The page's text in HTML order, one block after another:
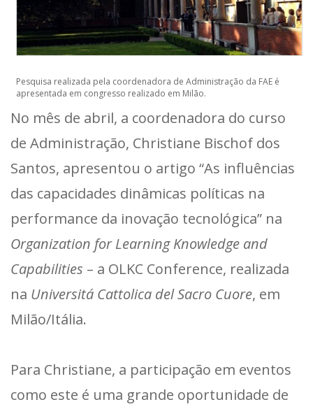
Pesquisa realizada pela coordenadora de Administração da FAE é
apresentada em congresso realizado em Milão.
No mês de abril, a coordenadora do curso
de Administração, Christiane Bischof dos
Santos, apresentou o artigo “As influências
das capacidades dinâmicas políticas na
performance da inovação tecnológica” na
Organization for Learning Knowledge and
Capabilities – a OLKC Conference, realizada
na Universitá Cattolica del Sacro Cuore, em
Milão/Itália.
Para Christiane, a participação em eventos
como este é uma grande oportunidade de